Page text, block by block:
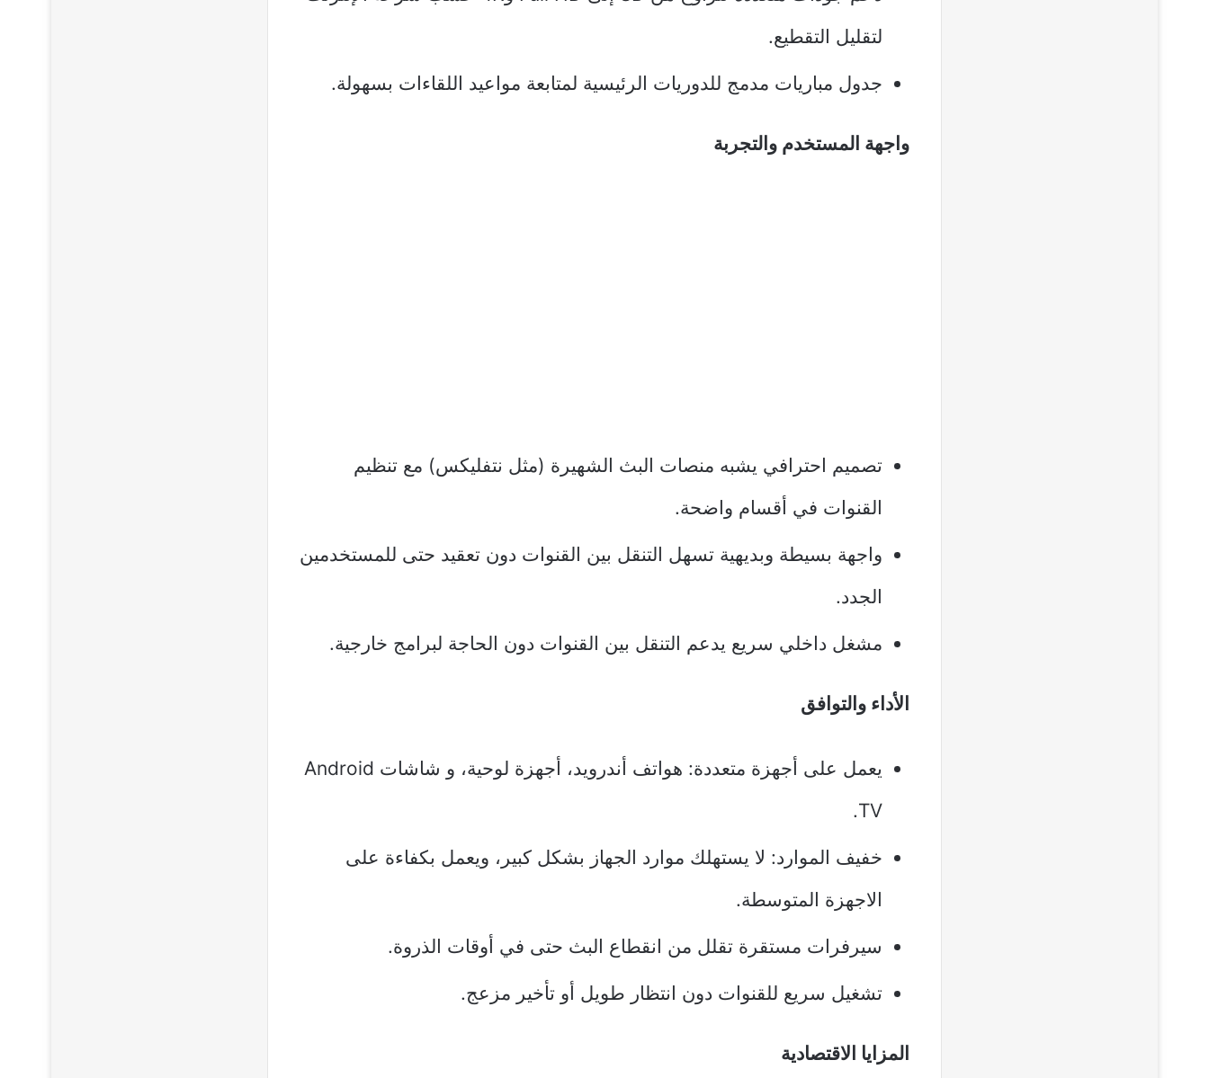
لتقليل التقطيع.
جدول مباريات مدمج للدوريات الرئيسية لمتابعة مواعيد اللقاءات بسهولة.
واجهة المستخدم والتجربة
تصميم احترافي يشبه منصات البث الشهيرة (مثل نتفليكس) مع تنظيم
القنوات في أقسام واضحة.
واجهة بسيطة وبديهية تسهل التنقل بين القنوات دون تعقيد حتى للمستخدمين
الجدد.
مشغل داخلي سريع يدعم التنقل بين القنوات دون الحاجة لبرامج خارجية.
الأداء والتوافق
يعمل على أجهزة متعددة: هواتف أندرويد، أجهزة لوحية، و شاشات Android
TV.
خفيف الموارد: لا يستهلك موارد الجهاز بشكل كبير، ويعمل بكفاءة على
الاجهزة المتوسطة.
سيرفرات مستقرة تقلل من انقطاع البث حتى في أوقات الذروة.
تشغيل سريع للقنوات دون انتظار طويل أو تأخير مزعج.
المزايا الاقتصادية